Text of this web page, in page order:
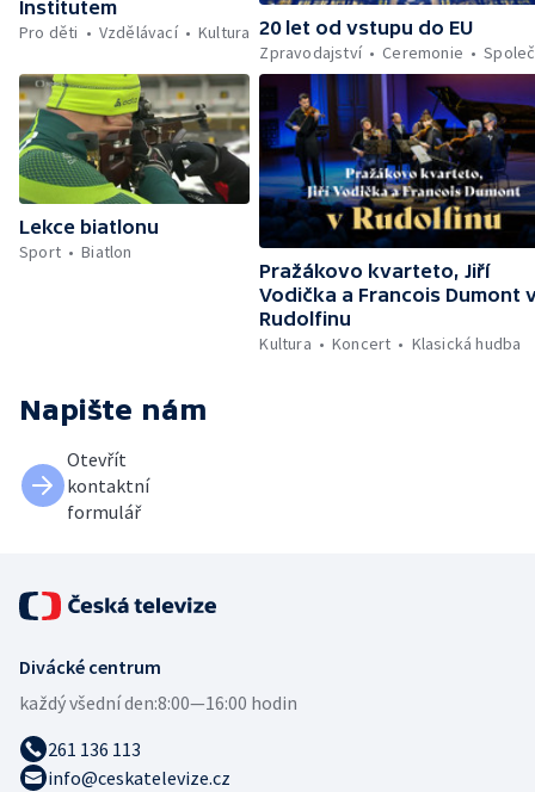
Institutem
Pro děti
Vzdělávací Kultura 20 let od vstupu do EU
Zpravodajství
Ceremonie
Lekce biatlonu
Sport
Biatlon
Pražákovo kvarteto, Jiří
Vodička a Francois Dumont
Rudolfinu
Kultura
Koncert Klasická hudba
Napište nám
Otevřít
kontaktní
formulář
Divácké centrum
každý všední den:8:00—16:00 hodin
261 136 113
info@ceskatelevize.cz